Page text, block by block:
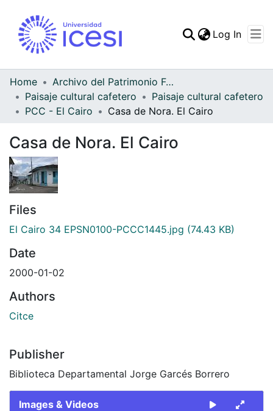
Statistics
Log In
Home
Archivo del Patrimonio Fotográfico y Fílmico del Valle del Cauca
Paisaje cultural cafetero
Paisaje cultural cafetero
PCC - El Cairo
Casa de Nora. El Cairo
Casa de Nora. El Cairo
Files
El Cairo 34 EPSN0100-PCCC1445.jpg (74.43 KB)
Date
2000-01-02
Authors
Citce
Publisher
Biblioteca Departamental Jorge Garcés Borrero
Images & Videos